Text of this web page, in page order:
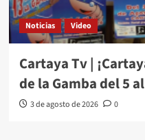
Noticias Video
Cartaya Tv |
de la Gamba del 5
3 de agosto de 2026 0